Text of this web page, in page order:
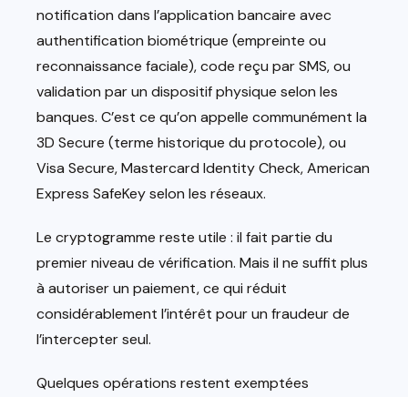
notification dans l’application bancaire avec
authentification biométrique (empreinte ou
reconnaissance faciale), code reçu par SMS, ou
validation par un dispositif physique selon les
banques. C’est ce qu’on appelle communément la
3D Secure (terme historique du protocole), ou
Visa Secure, Mastercard Identity Check, American
Express SafeKey selon les réseaux.
Le cryptogramme reste utile : il fait partie du
premier niveau de vérification. Mais il ne suffit plus
à autoriser un paiement, ce qui réduit
considérablement l’intérêt pour un fraudeur de
l’intercepter seul.
Quelques opérations restent exemptées